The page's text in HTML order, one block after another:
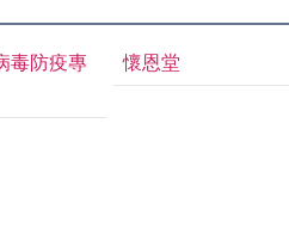
毒防疫專
懷恩堂